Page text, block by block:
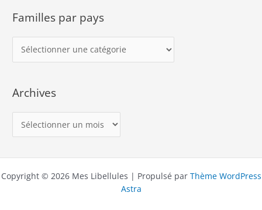
Familles par pays
a
i
e
Archives
r
i
Copyright © 2026 Mes Libellules | Propulsé par Thème WordPress
Astra